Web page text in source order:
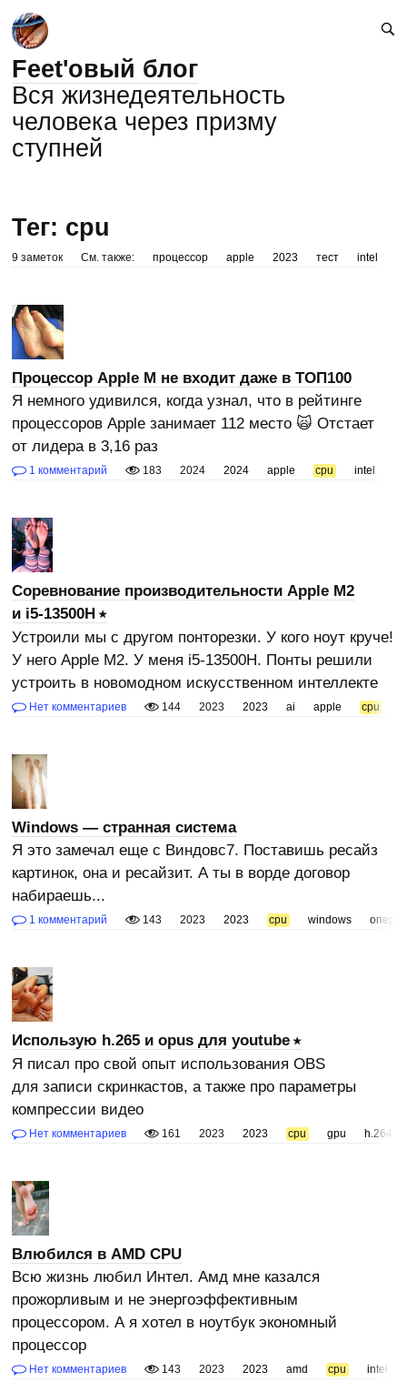
Feet'овый блог
Вся жизнедеятельность
человека через призму
ступней
Тег: cpu
9 заметок См. также: процессор apple 2023 тест intel
Процессор Apple M не входит даже в ТОП100
Я немного удивился, когда узнал, что в рейтинге
процессоров Apple занимает 112 место 🙀 Отстает
от лидера в 3,16 раз
1 комментарий 183 2024 2024 apple cpu intel
Соревнование производительности Apple M2
и i5-13500H
Устроили мы с другом понторезки. У кого ноут круче!
У него Apple M2. У меня i5-13500H. Понты решили
устроить в новомодном искусственном интеллекте
Нет комментариев 144 2023 2023 ai apple cpu
Windows — странная система
Я это замечал еще с Виндовс7. Поставишь ресайз
картинок, она и ресайзит. А ты в ворде договор
набираешь...
1 комментарий 143 2023 2023 cpu windows
Использую h.265 и opus для youtube
Я писал про свой опыт использования OBS
для записи скринкастов, а также про параметры
компрессии видео
Нет комментариев 161 2023 2023 cpu gpu h.264
Влюбился в AMD CPU
Всю жизнь любил Интел. Амд мне казался
прожорливым и не энергоэффективным
процессором. А я хотел в ноутбук экономный
процессор
Нет комментариев 143 2023 2023 amd cpu intel